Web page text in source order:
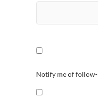
Notify me of